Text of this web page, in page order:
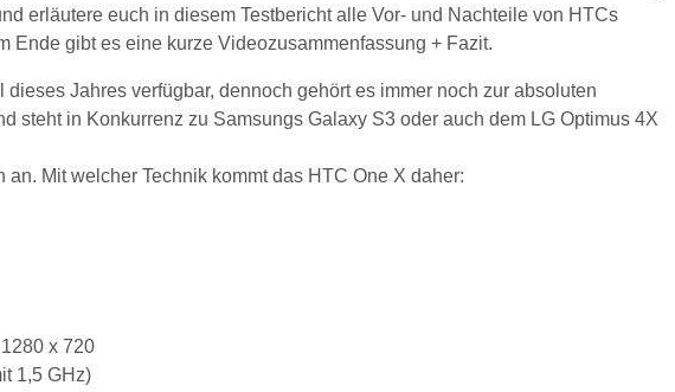
erläutere euch in diesem Testbericht alle Vor- und Nachteile von HTCs
gibt es eine kurze Videozusammenfassung + Fazit.
Jahres verfügbar, dennoch gehört es immer noch zur absoluten
steht in Konkurrenz zu Samsungs Galaxy S3 oder auch dem LG Optimus 4X
Mit welcher Technik kommt das HTC One X daher:
x 720
1,5 GHz)